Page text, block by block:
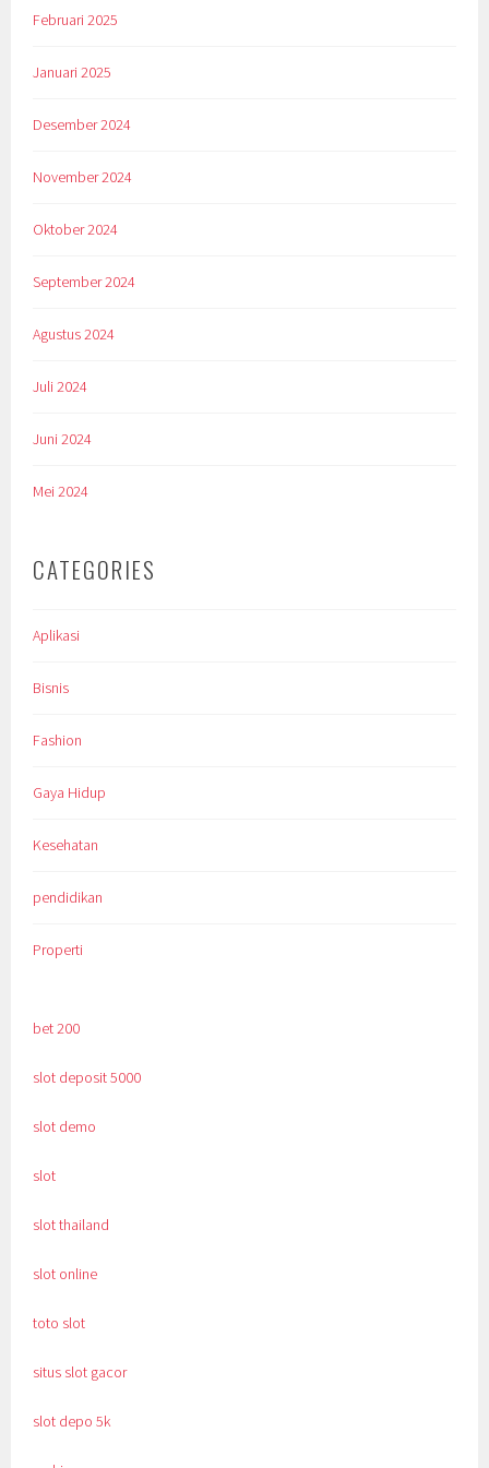
Februari 2025
Januari 2025
Desember 2024
November 2024
Oktober 2024
September 2024
Agustus 2024
Juli 2024
Juni 2024
Mei 2024
CATEGORIES
Aplikasi
Bisnis
Fashion
Gaya Hidup
Kesehatan
pendidikan
Properti
bet 200
slot deposit 5000
slot demo
slot
slot thailand
slot online
toto slot
situs slot gacor
slot depo 5k